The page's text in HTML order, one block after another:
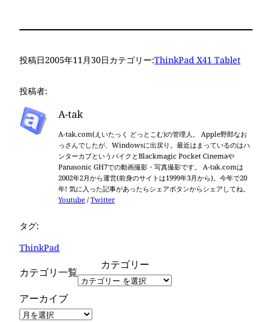
投稿日2005年11月30日カテゴリー:ThinkPad X41 Tablet
投稿者:
A-tak
A-tak.com(えいたっく どっとこむ)の管理人。 Apple野郎なお
っさんでしたが、Windowsに出戻り。最近はまっているのはハ
ンターカブというバイクとBlackmagic Pocket Cinemaや
Panasonic GH7での動画撮影・写真撮影です。 A-tak.comは
2002年2月から運営(前身のサイトは1999年3月から)。今年で20
年! 気に入った記事があったらシェアボタンからシェアしてね。
Youtube /Twitter
タグ:
ThinkPad
カテゴリ一覧
カテゴリー
アーカイブ